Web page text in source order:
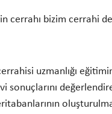
cerrahı bizim cerrahi
uzmanlığı